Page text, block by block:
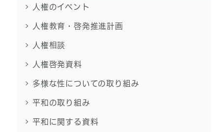
人権のイベント
人権教育・啓発推進計画
人権相談
人権啓発資料
多様な性についての取り組み
平和の取り組み
平和に関する資料